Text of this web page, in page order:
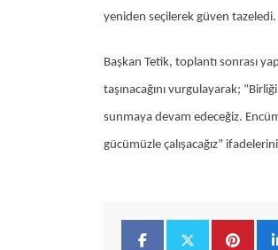
yeniden seçilerek güven tazeledi.
Başkan Tetik, toplantı sonrası
taşınacağını vurgulayarak;
sunmaya devam edeceğiz.
gücümüzle çalışacağız”